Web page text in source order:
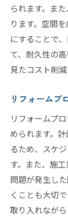
られます。ま
ります。空間
にすることで
て、耐久性の
見たコスト削減
リフォームプ
リフォームプ
められます。
るため、スケ
す。また、施
問題が発生し
くことも大切
取り入れなが